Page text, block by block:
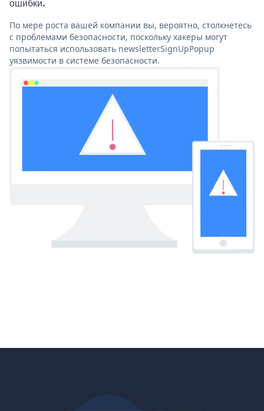
ошибки.
По мере роста вашей компании вы, вероятно, столкнетесь
с проблемами безопасности, поскольку хакеры могут
попытаться использовать newsletterSignUpPopup
уязвимости в системе безопасности.